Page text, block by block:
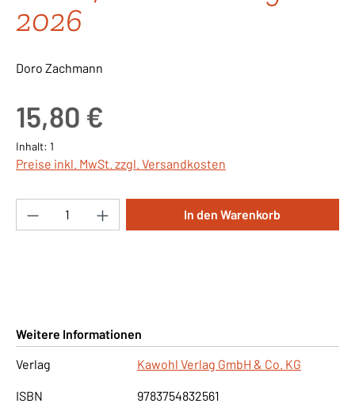
2026
Doro Zachmann
15,80 €
Inhalt: 1
Preise inkl. MwSt. zzgl. Versandkosten
Produkt Anzahl: Gib den gewünschten
In den Warenkorb
Weitere Informationen
Verlag
Kawohl Verlag GmbH & Co. KG
ISBN 9783754832561